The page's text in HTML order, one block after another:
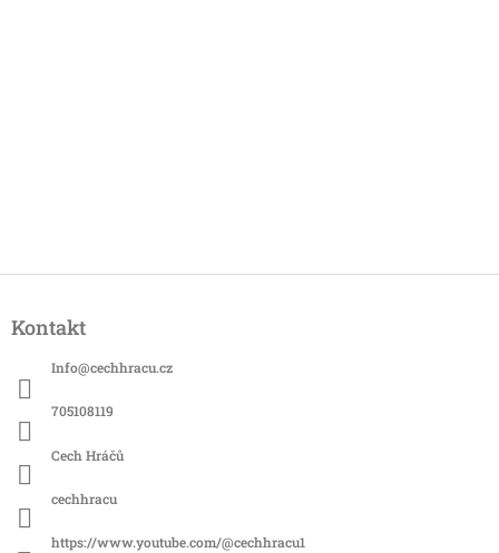
pKontakt
Info@cechhracu.cz
705108119
Cech Hráčů
cechhracu
https://www.youtube.com/@cechhracu1